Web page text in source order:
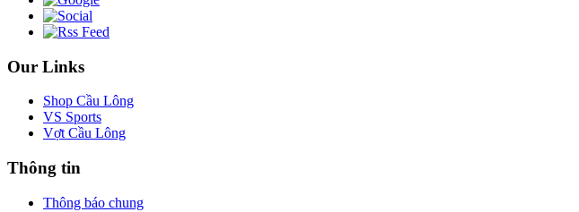
Our Links
Shop Cầu Lông
VS Sports
Vợt Cầu Lông
Thông tin
Thông báo chung